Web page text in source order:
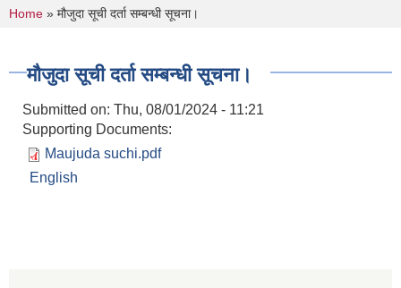
You are here
Home » मौजुदा सूची दर्ता सम्बन्धी सूचना।
मौजुदा सूची दर्ता सम्बन्धी सूचना।
Submitted on: Thu, 08/01/2024 - 11:21
Supporting Documents:
Maujuda suchi.pdf
English